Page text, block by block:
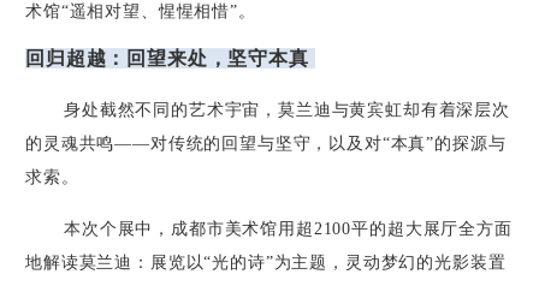
术馆“遥相对望、惺惺相惜”。
回归超越：回望来处，坚守本真
身处截然不同的艺术宇宙，莫兰迪与黄宾虹却有着深层次
的灵魂共鸣——对传统的回望与坚守，以及对“本真”的探源与
求索。
本次个展中，成都市美术馆用超 2100平的超大展厅全方面
地解读莫兰迪：展览以“光的诗”为主题，灵动梦幻的光影装置